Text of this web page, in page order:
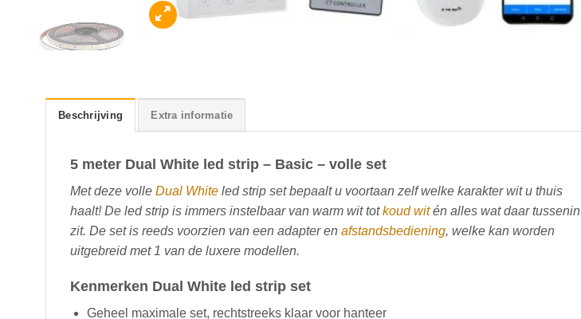
Beschrijving Extra informatie
5 meter Dual White led strip – Basic – volle set
Met deze volle Dual White led strip set bepaalt u voortaan zelf welke karakter wit u thuis
haalt! De led strip is immers instelbaar van warm wit totkoud witén alles wat daar tussenin
zit. De set is reeds voorzien van een adapter en afstandsbediening, welke kan worden
uitgebreid met 1 van de luxere modellen.
Kenmerken Dual White led strip set
Geheel maximale set, rechtstreeks klaar voor hanteer